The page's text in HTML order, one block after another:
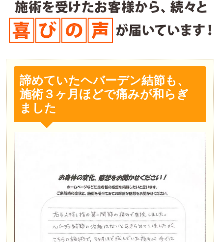
諦めていたヘバーデン結節も、
施術３ヶ月ほどで痛みが和らぎ
ました